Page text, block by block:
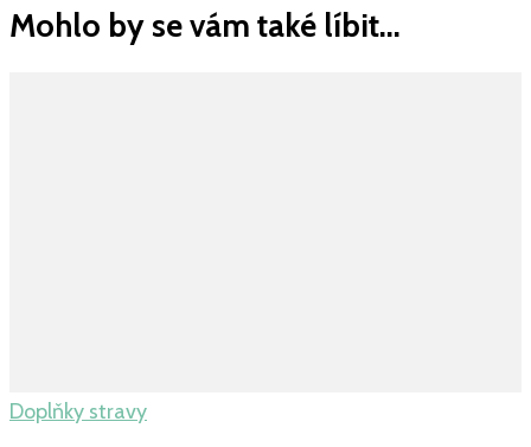
Mohlo by se vám také líbit...
Doplňky stravy